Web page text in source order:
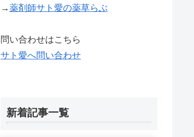
→薬剤師サト愛の薬草らぶ
問い合わせはこちら
サト愛へ問い合わせ
新着記事一覧